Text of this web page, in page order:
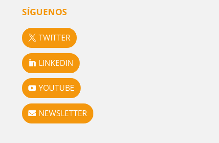
SÍGUENOS
TWITTER
LINKEDIN
YOUTUBE
NEWSLETTER